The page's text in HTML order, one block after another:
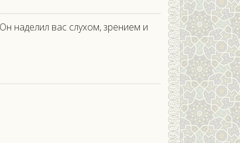
наделил вас слухом, зрением и